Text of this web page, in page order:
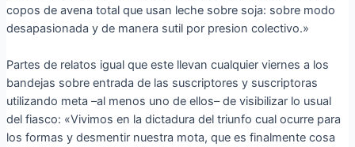
copos de avena total que usan leche sobre soja: sobre modo
desapasionada y de manera sutil por presion colectivo.»
Partes de relatos igual que este llevan cualquier viernes a los
bandejas sobre entrada de las suscriptores y suscriptoras
utilizando meta –al menos uno de ellos– de visibilizar lo usual
del fiasco: «Vivimos en la dictadura del triunfo cual ocurre para
los formas y desmentir nuestra mota, que es finalmente cosa